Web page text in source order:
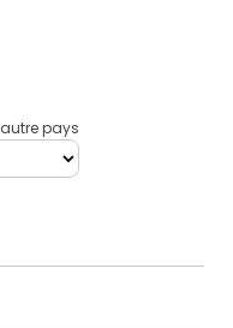
pays